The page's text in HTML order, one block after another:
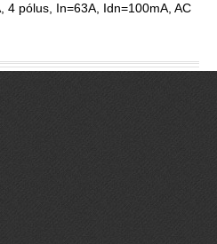
4 pólus, In=63A, Idn=100mA, AC